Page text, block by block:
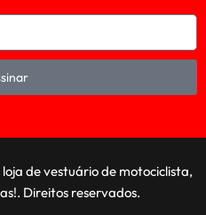
de vestuário de motociclista,
Direitos reservados.